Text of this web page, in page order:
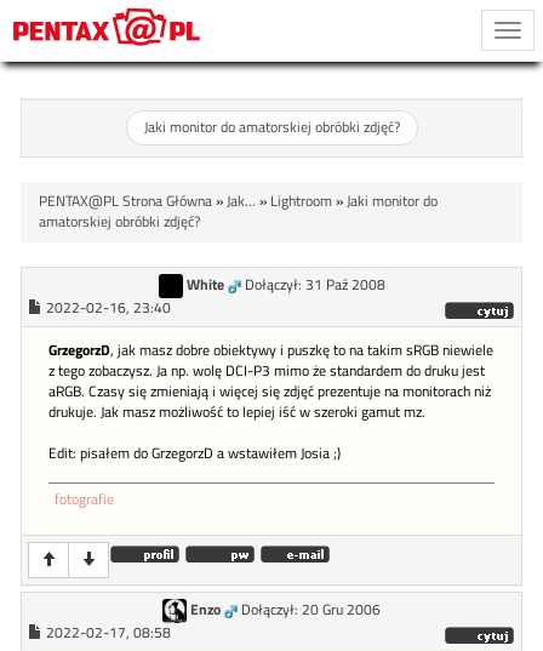
Jaki monitor do amatorskiej obróbki zdjęć?
PENTAX@PL Strona Główna»Jak... » Lightroom»Jaki monitor do
amatorskiej obróbki zdjęć?
White
Dołączył: 31 Paź 2008
2022-02-16, 23:40
GrzegorzD, jak masz dobre obiektywy i puszkę to na takim sRGB niewiele
z tego zobaczysz. Ja np. wolę DCI-P3 mimo że standardem do druku jest
aRGB. Czasy się zmieniają i więcej się zdjęć prezentuje na monitorach niż
drukuje. Jak masz możliwość to lepiej iść w szeroki gamut mz.
Edit: pisałem do GrzegorzD a wstawiłem Josia ;)
fotografie
Enzo
Dołączył: 20 Gru 2006
2022-02-17, 08:58